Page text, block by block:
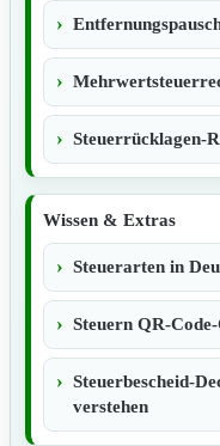
Steuerrücklagen-
Wissen & Extras
Steuerarten in
Steuern QR-
Steuerbescheid-
verstehen